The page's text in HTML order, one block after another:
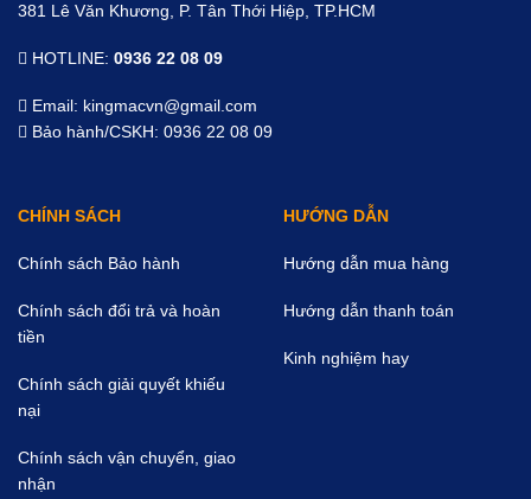
381 Lê Văn Khương, P. Tân Thới Hiệp, TP.HCM
HOTLINE: 0936 22 08 09
Email: kingmacvn@gmail.com
Bảo hành/CSKH: 0936 22 08 09
CHÍNH SÁCH
Chính sách Bảo hành
Chính sách đổi trả và hoàn
tiền
Chính sách giải quyết khiếu
nại
Chính sách vận chuyển, giao
nhận
HƯỚNG DẪN
Hướng dẫn mua hàng
Hướng dẫn thanh toán
Kinh nghiệm hay